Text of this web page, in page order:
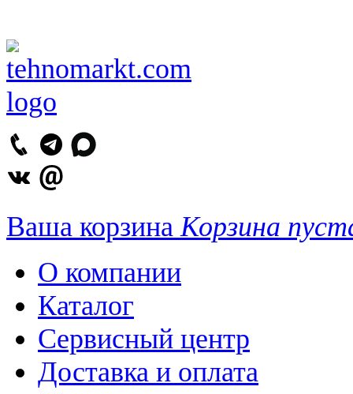
Ваша корзина Корзина
О компании
Каталог
Сервисный центр
Доставка и оплата